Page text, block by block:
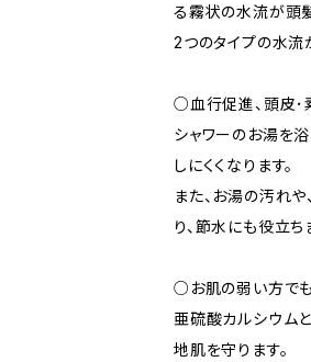
る霧状の水流が頭
2つのタイプの水流
○血行促進、頭皮･
シャワーのお湯を
しにくくなります。
また、お湯の汚れ
り、節水にも役立ち
○お肌の弱い方で
亜硫酸カルシウム
地肌を守ります。